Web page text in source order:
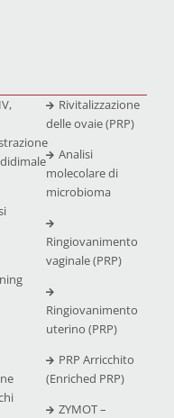
Rivitalizzazione
delle ovaie (PRP)
Analisi
molecolare di
microbioma
Ringiovanimento
vaginale (PRP)
Ringiovanimento
uterino (PRP)
PRP Arricchito
(Enriched PRP)
ZYMOT –